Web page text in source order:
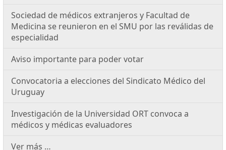
Sociedad de médicos extranjeros y Facultad de
Medicina se reunieron en el SMU por las reválidas de
especialidad
Aviso importante para poder votar
Convocatoria a elecciones del Sindicato Médico del
Uruguay
Investigación de la Universidad ORT convoca a
médicos y médicas evaluadores
Ver más …